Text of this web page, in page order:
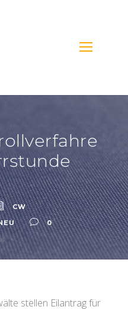
CW
0
stellen Eilantrag für